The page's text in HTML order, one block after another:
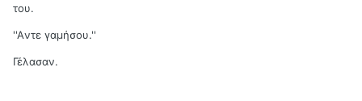
του.
''Aντε γαμήσου.''
Γέλασαν.